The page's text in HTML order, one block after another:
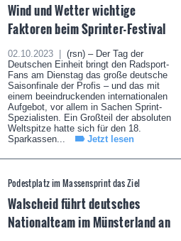
Wind und Wetter wichtige
Faktoren beim Sprinter-Festival
02.10.2023 |
(rsn) – Der Tag der
Deutschen Einheit bringt den Radsport-
Fans am Dienstag das große deutsche
Saisonfinale der Profis – und das mit
einem beeindruckenden internationalen
Aufgebot, vor allem in Sachen Sprint-
Spezialisten. Ein Großteil der absoluten
Weltspitze hatte sich für den 18.
Sparkassen...
Jetzt lesen
Podestplatz im Massensprint das Ziel
Walscheid führt deutsches
Nationalteam im Münsterland an